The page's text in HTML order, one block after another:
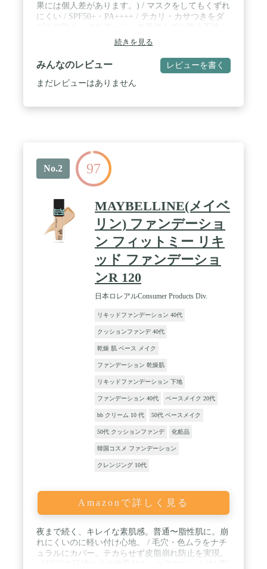
果には個人差があります。) / マスクをしてもくずれ
にくい / SPF50+・PA++++ / テカリ・カサつきをダ
新たに肌全体を覆う「うるさらセンサーコート」を
搭載。湿度に応じて、コートという面状で水分の通
しやすさを調整することが可能となったため、どん
な時でも快適な肌状態をキープする力が向上!
続きを見る
みんなのレビュー レビューを書く
まだレビューはありません
No.2 97
MAYBELLINE(メイベ
リン) ファンデーショ
ン フィットミー リキ
ッド ファンデーショ
ンR 120
日本ロレアルConsumer Products Div.
リキッドファンデーション 40代
クッションファンデ 40代
乾燥 肌 ベース メイク
ファンデーション 乾燥肌
リキッドファンデーション 下地
ファンデーション 40代 ベースメイク 20代
bb クリーム 10 代 50代 ベースメイク
50代 クッションファンデ 化粧品
韓国コスメ ファンデーション
クレンジング 10代
Amazonで詳しく見る
夜まで続く、キレイな素肌感。普通〜脂性肌に。崩
れにくいのに軽い付け心地。 / 毛穴・色ムラをナチ
ュラルにカバー。テカらせず皮脂崩れ防止を実現。